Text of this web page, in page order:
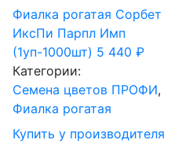
Фиалка рогатая Сорбет
ИксПи Парпл Имп
(1уп-1000шт) 5 440₽
Категории:
Cемена цветов ПРОФИ,
Фиалка рогатая
Купить у производителя